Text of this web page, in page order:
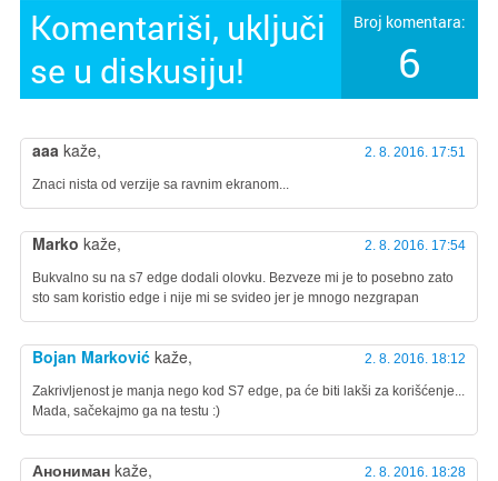
Komentariši, uključi
se u diskusiju!
Broj komentara:
6
aaa kaže, 2. 8. 2016. 17:51
Znaci nista od verzije sa ravnim ekranom...
Marko kaže, 2. 8. 2016. 17:54
Bukvalno su na s7 edge dodali olovku. Bezveze mi je to posebno zato
sto sam koristio edge i nije mi se svideo jer je mnogo nezgrapan
Bojan Marković kaže, 2. 8. 2016. 18:12
Zakrivljenost je manja nego kod S7 edge, pa će biti lakši za korišćenje...
Mada, sačekajmo ga na testu :)
Анониман kaže, 2. 8. 2016. 18:28